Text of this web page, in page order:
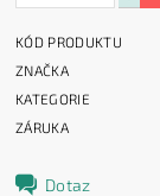
KÓD PRODUKTU
ZNAČKA
KATEGORIE
ZÁRUKA
Dotaz